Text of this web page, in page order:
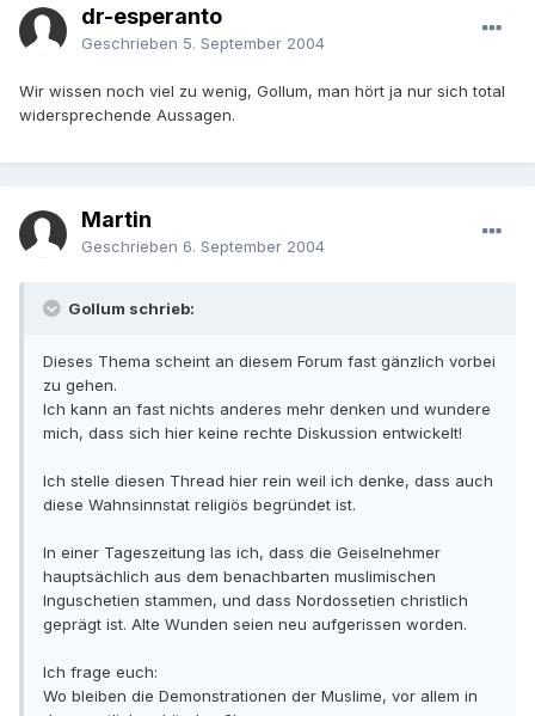
dr-esperanto
Geschrieben 5. September 2004
Wir wissen noch viel zu wenig, Gollum, man hört ja nur sich total
widersprechende Aussagen.
Martin
Geschrieben 6. September 2004
Gollum schrieb:
Dieses Thema scheint an diesem Forum fast gänzlich vorbei
zu gehen.
Ich kann an fast nichts anderes mehr denken und wundere
mich, dass sich hier keine rechte Diskussion entwickelt!
Ich stelle diesen Thread hier rein weil ich denke, dass auch
diese Wahnsinnstat religiös begründet ist.
In einer Tageszeitung las ich, dass die Geiselnehmer
hauptsächlich aus dem benachbarten muslimischen
Inguschetien stammen, und dass Nordossetien christlich
geprägt ist. Alte Wunden seien neu aufgerissen worden.
Ich frage euch:
Wo bleiben die Demonstrationen der Muslime, vor allem in